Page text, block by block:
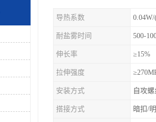
导热系数 0.04W/
耐盐雾时间 500-
伸长率 ≥15%
拉伸强度
安装方式 自攻
搭接方式 暗扣/明